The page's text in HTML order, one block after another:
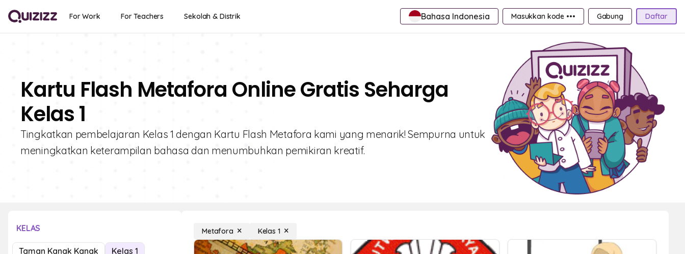
For Work For Teachers Sekolah & Distrik Bahasa Indonesia Masukkan kode ••• Gabung Daftar
Kartu Flash Metafora Online Gratis Seharga
Kelas 1
Tingkatkan pembelajaran Kelas 1 dengan Kartu Flash Metafora kami yang menarik! Sempurna untuk
meningkatkan keterampilan bahasa dan menumbuhkan pemikiran kreatif.
KELAS
Taman Kanak Kanak
Kelas 1
Metafora Kelas 1